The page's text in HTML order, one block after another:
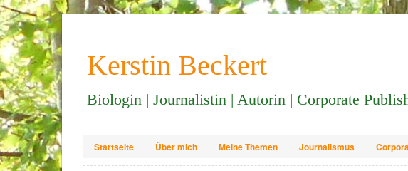
Kerstin Beckert
Biologin | Journalistin | Autorin | Corporate
Startseite Über mich Meine Themen Journalismus